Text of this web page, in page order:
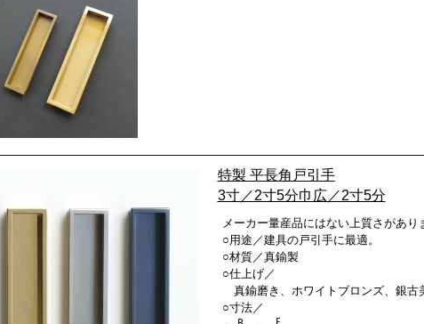
特製 平長角戸引手
3寸／2寸5分巾広／2寸5分
メーカー量産品にはない上質さがあり
○用途／建具の戸引手に最適。
○材質／真鍮製
○仕上げ／
真鍮磨き、ホワイトブロンズ、銀古
○寸法／